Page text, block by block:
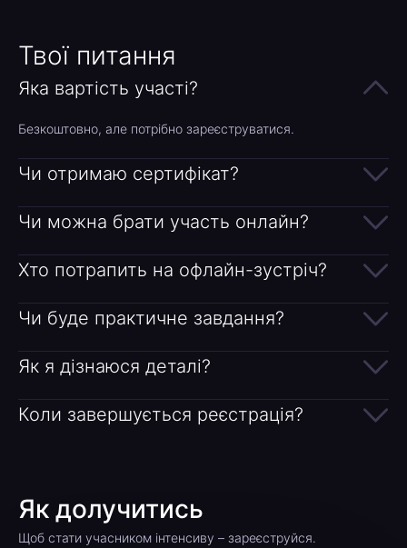
Твої питання
Яка вартість участі?
Безкоштовно, але потрібно зареєструватися.
Чи отримаю сертифікат?
Чи можна брати участь онлайн?
Хто потрапить на офлайн-зустріч?
Чи буде практичне завдання?
Як я дізнаюся деталі?
Коли завершується реєстрація?
Як долучитись
Щоб стати учасником інтенсиву – зареєструйся.